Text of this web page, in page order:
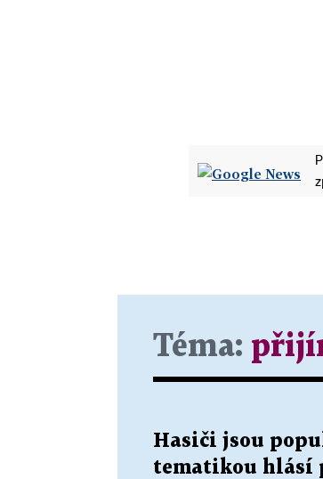
Téma:
Hasiči jsou
tematikou hlásí